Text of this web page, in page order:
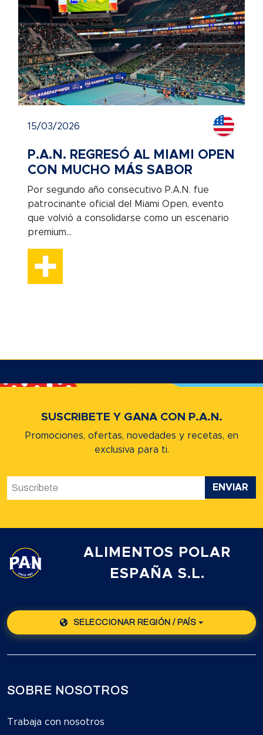
15/03/2026
P.A.N. REGRESÓ AL MIAMI OPEN
CON MUCHO MÁS SABOR
Por segundo año consecutivo P.A.N. fue
patrocinante oficial del Miami Open, evento
que volvió a consolidarse como un escenario
premium...
SUSCRIBETE Y GANA CON P.A.N.
Promociones, ofertas, novedades y recetas, en
exclusiva para ti.
ENVIAR
ALIMENTOS POLAR
ESPAÑA S.L.
SELECCIONAR REGIÓN / PAÍS
SOBRE NOSOTROS
Trabaja con nosotros